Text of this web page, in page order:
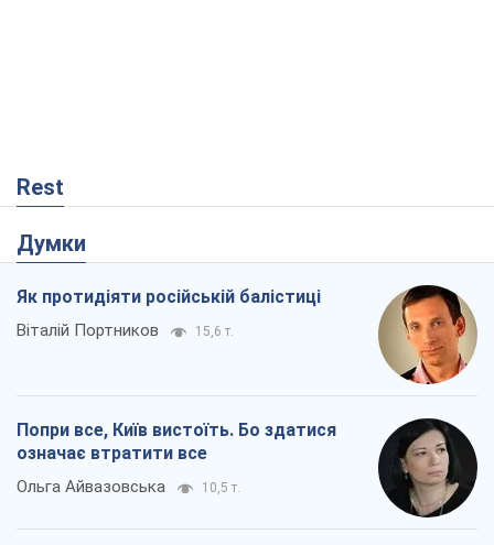
Rest
Думки
Як протидіяти російській балістиці
Віталій Портников 15,6 т.
Попри все, Київ вистоїть. Бо здатися
означає втратити все
Ольга Айвазовська 10,5 т.